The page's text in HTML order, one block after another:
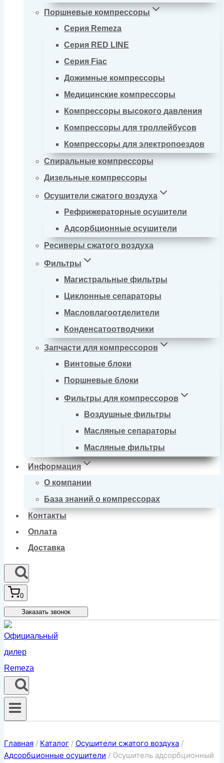
Поршневые компрессоры
Серия Remeza
Серия RED LINE
Серия Fiac
Дожимные компрессоры
Медицинские компрессоры
Компрессоры высокого давления
Компрессоры для троллейбусов
Компрессоры для электропоездов
Спиральные компрессоры
Дизельные компрессоры
Осушители сжатого воздуха
Рефрижераторные осушители
Адсорбционные осушители
Ресиверы сжатого воздуха
Фильтры
Магистральные фильтры
Циклонные сепараторы
Масловлагоотделители
Конденсатоотводчики
Запчасти для компрессоров
Винтовые блоки
Поршневые блоки
Фильтры для компрессоров
Воздушные фильтры
Масляные сепараторы
Масляные фильтры
Информация
О компании
База знаний о компрессорах
Контакты
Оплата
Доставка
0
Заказать звонок
Главная / Каталог / Осушители сжатого воздуха /
Адсорбционные осушители / Осушитель адсорбционный